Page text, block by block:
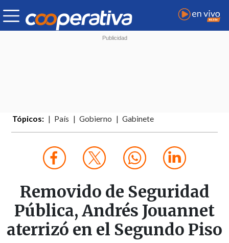
Tópicos: País Gobierno Gabinete
Removido de Seguridad
Pública, Andrés Jouannet
aterrizó en el Segundo Piso